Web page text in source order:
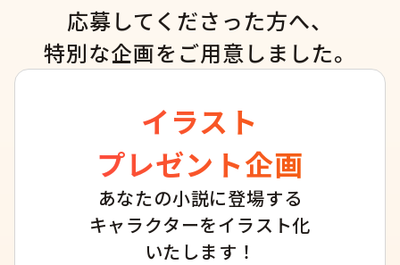
応募してくださった方へ、
特別な企画をご用意しました。
イラスト
プレゼント企画
あなたの小説に登場する
キャラクターをイラスト化
いたします！